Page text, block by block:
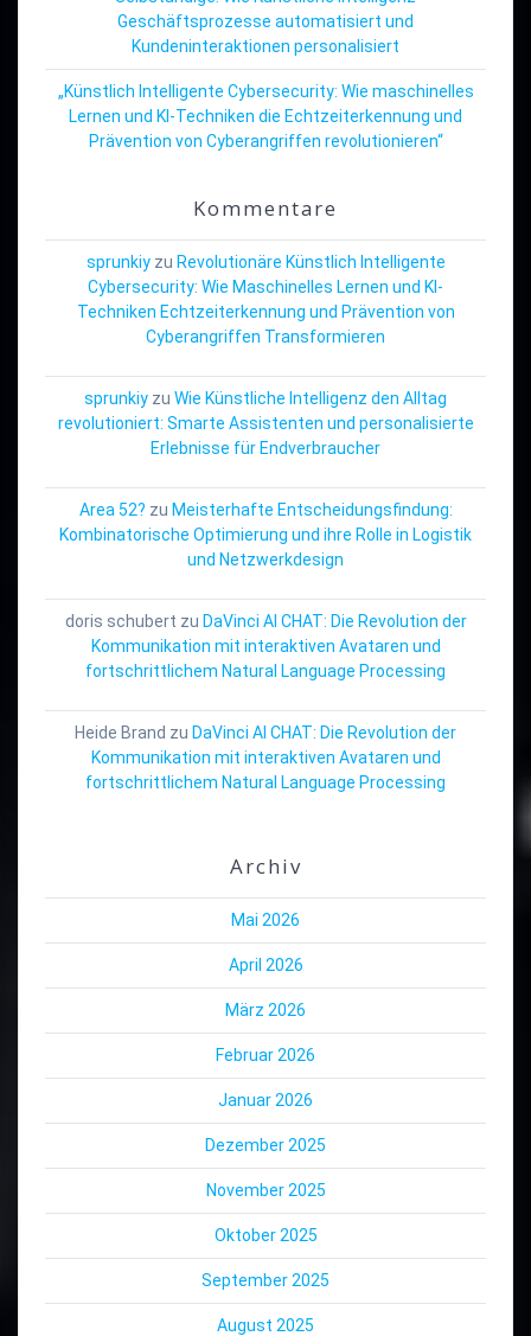
Geschäftsprozesse automatisiert und
Kundeninteraktionen personalisiert
„Künstlich Intelligente Cybersecurity: Wie maschinelles
Lernen und KI-Techniken die Echtzeiterkennung und
Prävention von Cyberangriffen revolutionieren“
Kommentare
sprunkiyzu Revolutionäre Künstlich Intelligente
Cybersecurity: Wie Maschinelles Lernen und KI-
Techniken Echtzeiterkennung und Prävention von
Cyberangriffen Transformieren
sprunkiy zu Wie Künstliche Intelligenz den Alltag
revolutioniert: Smarte Assistenten und personalisierte
Erlebnisse für Endverbraucher
Area 52? zu Meisterhafte Entscheidungsfindung:
Kombinatorische Optimierung und ihre Rolle in Logistik
und Netzwerkdesign
doris schubert zu DaVinci AI CHAT: Die Revolution der
Kommunikation mit interaktiven Avataren und
fortschrittlichem Natural Language Processing
Heide Brand zu DaVinci AI CHAT: Die Revolution der
Kommunikation mit interaktiven Avataren und
fortschrittlichem Natural Language Processing
Archiv
Mai 2026
April 2026
März 2026
Februar 2026
Januar 2026
Dezember 2025
November 2025
Oktober 2025
September 2025
August 2025